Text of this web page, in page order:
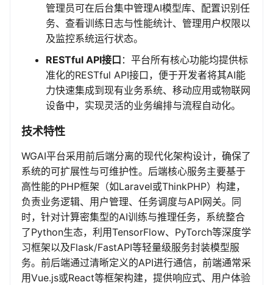
管理员可在后台集中管理AI模型库、配置识别任
务、查看训练日志与性能统计、管理用户权限以
及监控系统运行状态。
RESTful API接口 ：平台所有核心功能均提供标
准化的RESTful API接口，便于开发者将其AI能
力快速集成到现有业务系统、移动应用或物联网
设备中，实现灵活的业务编排与流程自动化。
技术特性
WGAI平台采用前后端分离的现代化架构设计，确保了
系统的可扩展性与可维护性。后端核心服务主要基于
高性能的PHP框架（如Laravel或ThinkPHP）构建，
负责业务逻辑、用户管理、任务调度与API网关。同
时，针对计算密集型的AI训练与推理任务，系统整合
了Python生态，利用TensorFlow、PyTorch等深度学
习框架以及Flask/FastAPI等轻量级服务封装模型服
务。前后端通过清晰定义的API进行通信，前端通常采
用Vue.js或React等框架构建，提供响应式、用户体验